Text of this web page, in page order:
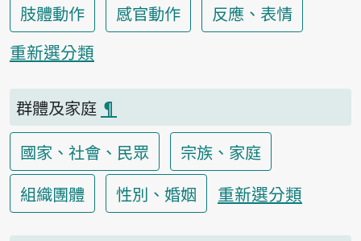
肢體動作
感官動作
反應、表情
重新選分類
群體及家庭 ¶
國家、社會、民眾
宗族、家庭
組織團體
性別、婚姻 重新選分類